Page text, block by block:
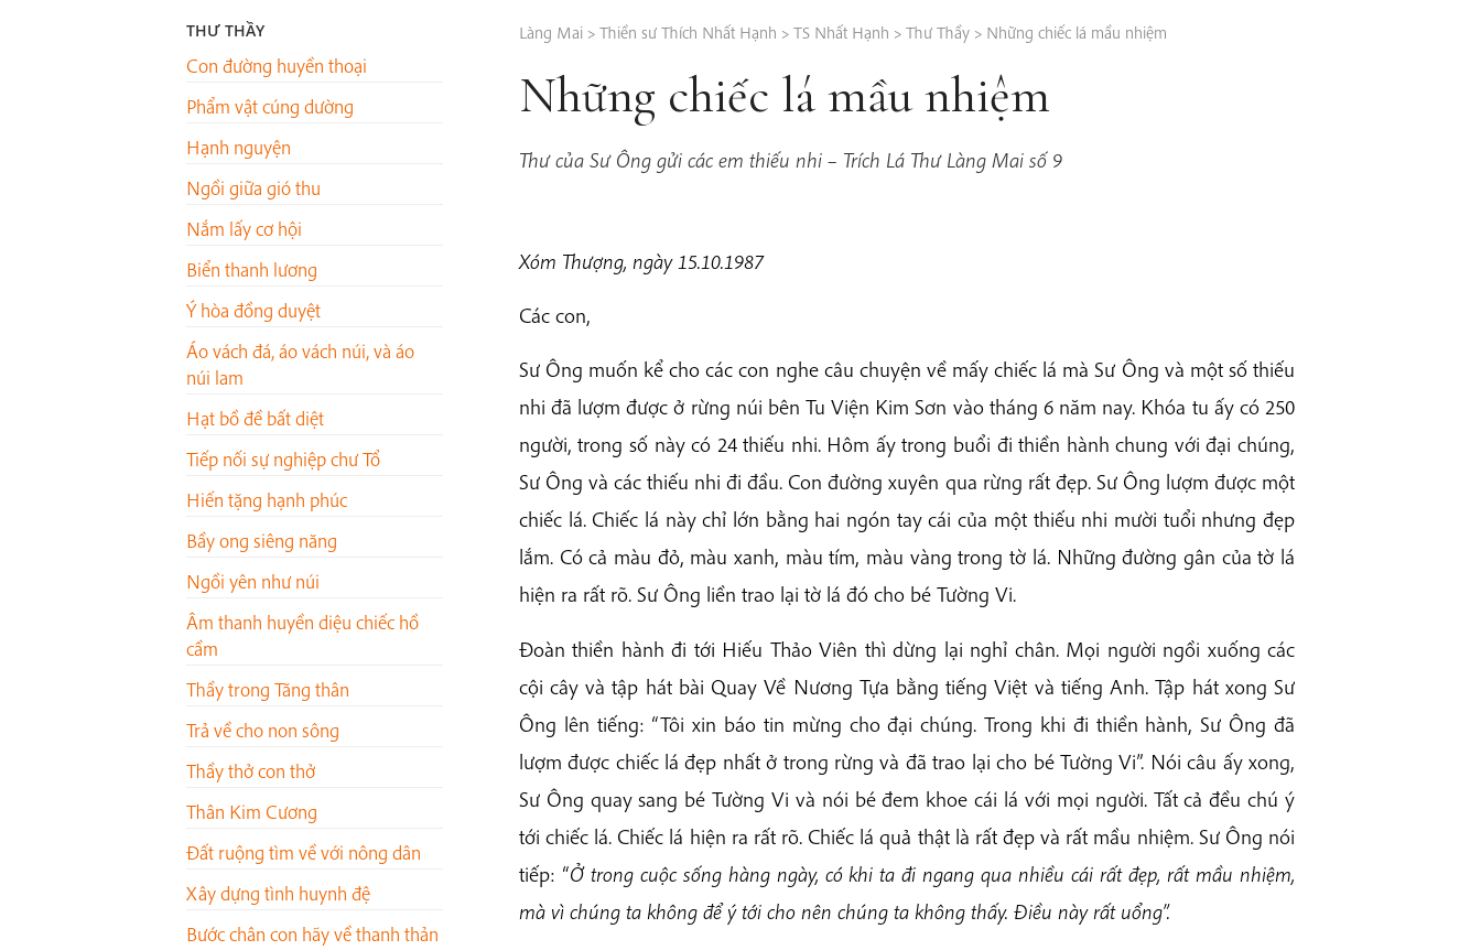
THƯ THẦY
Con đường huyền thoại
Phẩm vật cúng dường
Hạnh nguyện
Ngồi giữa gió thu
Nắm lấy cơ hội
Biển thanh lương
Ý hòa đồng duyệt
Áo vách đá, áo vách núi, và áo
núi lam
Hạt bồ đề bất diệt
Tiếp nối sự nghiệp chư Tổ
Hiến tặng hạnh phúc
Bầy ong siêng năng
Ngồi yên như núi
Âm thanh huyền diệu chiếc hồ
cầm
Thầy trong Tăng thân
Trả về cho non sông
Thầy thở con thở
Thân Kim Cương
Đất ruộng tìm về với nông dân
Xây dựng tình huynh đệ
Bước chân con hãy về thanh thản
Làng Mai> Thiền sư Thích Nhất Hạnh > TS Nhất Hạnh > Thư Thầy> Những chiếc lá mầu nhiệm
Những chiếc lá mầu nhiệm
Thư của Sư Ông gửi các em thiếu nhi – Trích Lá Thư Làng Mai số 9
Xóm Thượng, ngày 15.10.1987
Các con,
Sư Ông muốn kể cho các con nghe câu chuyện về mấy chiếc lá mà Sư Ông và một số thiếu
nhi đã lượm được ở rừng núi bên Tu Viện Kim Sơn vào tháng 6 năm nay. Khóa tu ấy có 250
người, trong số này có 24 thiếu nhi. Hôm ấy trong buổi đi thiền hành chung với đại chúng,
Sư Ông và các thiếu nhi đi đầu. Con đường xuyên qua rừng rất đẹp. Sư Ông lượm được một
chiếc lá. Chiếc lá này chỉ lớn bằng hai ngón tay cái của một thiếu nhi mười tuổi nhưng đẹp
lắm. Có cả màu đỏ, màu xanh, màu tím, màu vàng trong tờ lá. Những đường gân của tờ lá
hiện ra rất rõ. Sư Ông liền trao lại tờ lá đó cho bé Tường Vi.
Đoàn thiền hành đi tới Hiếu Thảo Viên thì dừng lại nghỉ chân. Mọi người ngồi xuống các
cội cây và tập hát bài Quay Về Nương Tựa bằng tiếng Việt và tiếng Anh. Tập hát xong Sư
Ông lên tiếng: “Tôi xin báo tin mừng cho đại chúng. Trong khi đi thiền hành, Sư Ông đã
lượm được chiếc lá đẹp nhất ở trong rừng và đã trao lại cho bé Tường Vi”. Nói câu ấy xong,
Sư Ông quay sang bé Tường Vi và nói bé đem khoe cái lá với mọi người. Tất cả đều chú ý
tới chiếc lá. Chiếc lá hiện ra rất rõ. Chiếc lá quả thật là rất đẹp và rất mầu nhiệm. Sư Ông nói
tiếp: “Ở trong cuộc sống hàng ngày, có khi ta đi ngang qua nhiều cái rất đẹp, rất mầu nhiệm,
mà vì chúng ta không để ý tới cho nên chúng ta không thấy. Điều này rất uổng”.